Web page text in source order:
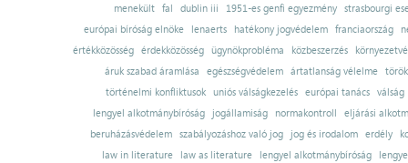
menekült
fal dublin iii 1951-es genfi egyezmény
strasbourgi
európai bíróság elnöke
lenaerts hatékony jogvédelem franciaország
értékközösség
érdekközösség ügynökprobléma közbeszerzés
áruk szabad áramlása
egészségvédelem ártatlanság vélelme
történelmi konfliktusok uniós válságkezelés európai tanács válság
lengyel alkotmánybíróság
jogállamiság normakontroll
eljárási
beruházásvédelem
szabályozáshoz való jog jog és irodalom erdély
law in literature
law as literature lengyel alkotmánybíróság